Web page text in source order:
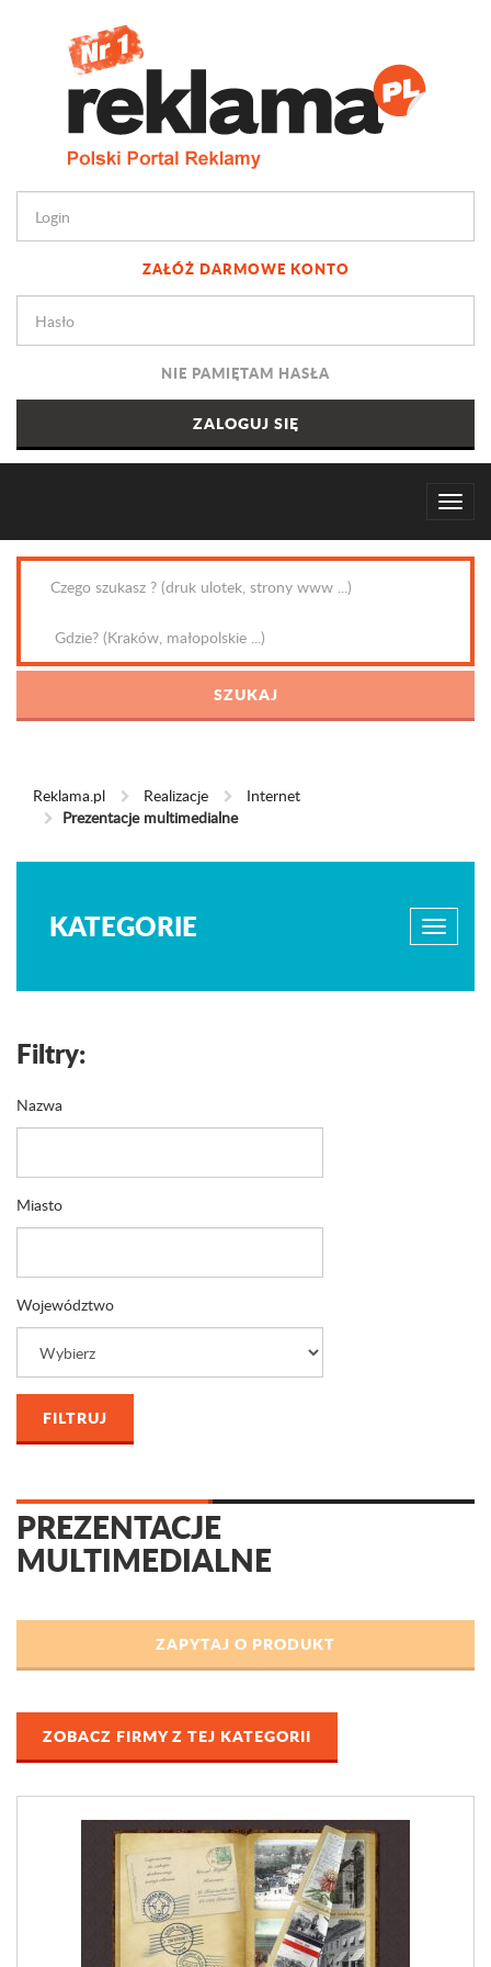
ZAŁÓŻ DARMOWE KONTO
NIE PAMIĘTAM HASŁA
Reklama.pl Realizacje
Internet
Prezentacje multimedialne
KATEGORIE
Filtry:
Nazwa
Miasto
Województwo
PREZENTACJE
MULTIMEDIALNE
ZOBACZ FIRMY Z TEJ KATEGORII